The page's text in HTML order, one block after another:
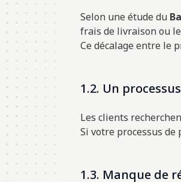
Selon une étude du
frais de livraison ou
Ce décalage entre le
1.2. Un
Les clients
Si votre processus de
1.3. Manque de